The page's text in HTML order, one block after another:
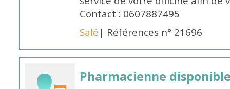
Contact : 0607887495
Salé | Références n° 21696
Pharmacienne